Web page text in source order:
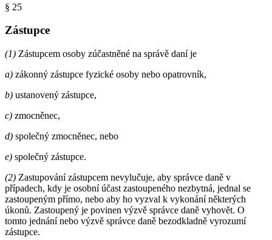
§ 25
Zástupce
(1) Zástupcem osoby zúčastněné na správě daní je
a) zákonný zástupce fyzické osoby nebo opatrovník,
b) ustanovený zástupce,
c) zmocněnec,
d) společný zmocněnec, nebo
e) společný zástupce.
(2) Zastupování zástupcem nevylučuje, aby správce daně v
případech, kdy je osobní účast zastoupeného nezbytná, jednal se
zastoupeným přímo, nebo aby ho vyzval k vykonání některých
úkonů. Zastoupený je povinen výzvě správce daně vyhovět. O
tomto jednání nebo výzvě správce daně bezodkladně vyrozumí
zástupce.